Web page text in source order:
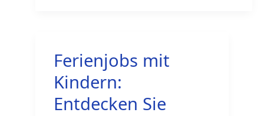
im
Berufsbildungssystem
Ferienjobs mit
Kindern:
Entdecken Sie